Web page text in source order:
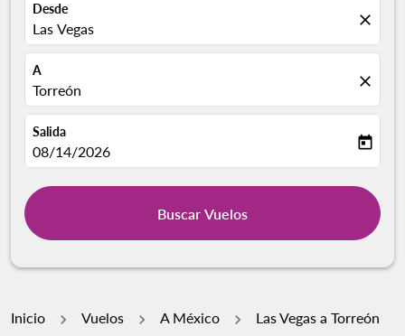
Desde
Las Vegas close
A
Torreón close
Salida
fc-booking-departure-date-aria-label
08/14/2026 today
Buscar Vuelos
Inicio Vuelos A México Las Vegas a Torreón